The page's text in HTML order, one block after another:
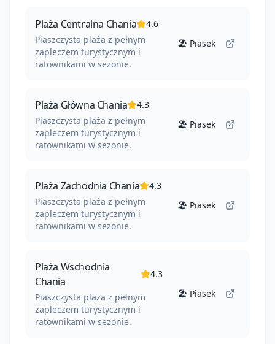
Plaża Centralna Chania
4.6
Piaszczysta plaża z pełnym
zapleczem turystycznym i
ratownikami w sezonie.
🏖️ Piasek
Plaża Główna Chania
4.3
Piaszczysta plaża z pełnym
zapleczem turystycznym i
ratownikami w sezonie.
🏖️ Piasek
Plaża Zachodnia Chania
4.3
Piaszczysta plaża z pełnym
zapleczem turystycznym i
ratownikami w sezonie.
🏖️ Piasek
Plaża Wschodnia
Chania
4.3
Piaszczysta plaża z pełnym
zapleczem turystycznym i
ratownikami w sezonie.
🏖️ Piasek